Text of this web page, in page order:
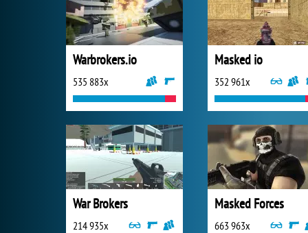
Warbrokers.io
535 883x
Masked io
352 961x
War Brokers
214 935x
Masked Forces
663 963x